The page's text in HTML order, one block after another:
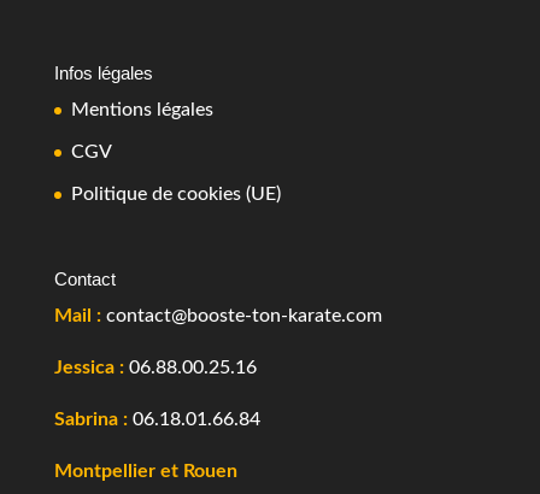
Infos légales
Mentions légales
CGV
Politique de cookies (UE)
Contact
Mail : contact@booste-ton-karate.com
Jessica : 06.88.00.25.16
Sabrina : 06.18.01.66.84
Montpellier et Rouen